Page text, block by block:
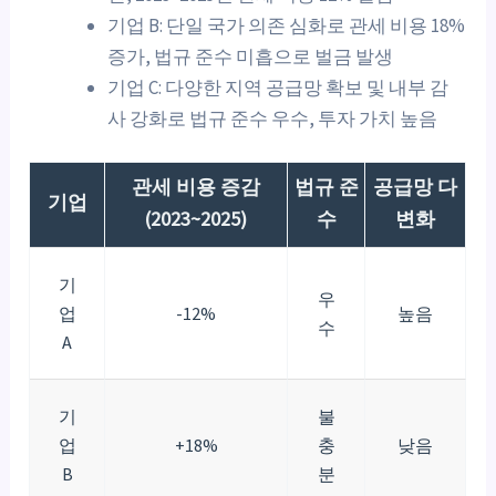
기업 B: 단일 국가 의존 심화로 관세 비용 18%
증가, 법규 준수 미흡으로 벌금 발생
기업 C: 다양한 지역 공급망 확보 및 내부 감
사 강화로 법규 준수 우수, 투자 가치 높음
기업
관세 비용 증감
(2023~2025)
법규 준
수
공급망 다
변화
기
업
A
-12%
우
수
높음
기
업
B
+18%
불
충
분
낮음